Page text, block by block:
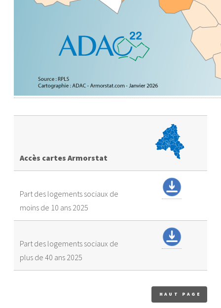
Accès cartes Armorstat
Part des logements sociaux de
moins de 10 ans 2025
Part des logements sociaux de
plus de 40 ans 2025
HAUT PAGE